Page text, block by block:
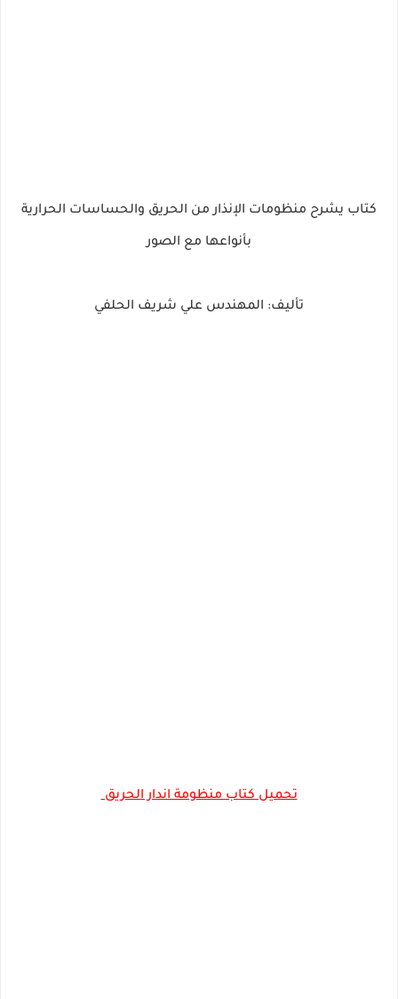
كتاب يشرح منظومات الإنذار من الحريق والحساسات الحرارية
بأنواعها مع الصور
تأليف: المهندس علي شريف الحلفي
تحميل كتاب منظومة اندار الحريق